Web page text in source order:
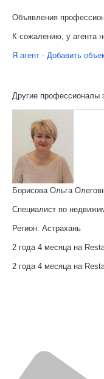
Объявления
К сожалению, у агента
Я агент - Добавить
Другие профессионалы
Борисова Ольга
Специалист по
Регион: Астрахань
2 года 4 месяца на
2 года 4 месяца на